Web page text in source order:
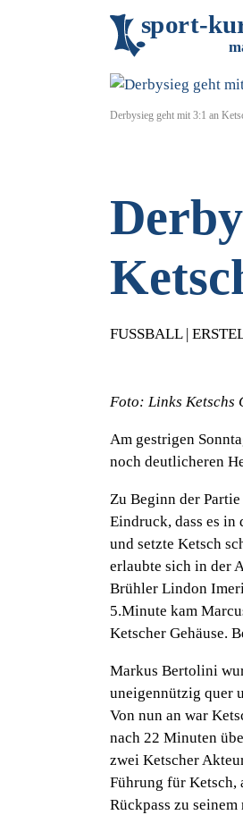
sport-ku
m
Derbysieg geht mit 3:1 an
FUSSBALL |
Foto: Links Ketschs
Am gestrigen
noch deutlicheren
Zu Beginn der
Eindruck, dass es in
und setzte Ketsch
erlaubte sich in der
Brühler Lindon
5.Minute kam
Ketscher Gehäuse.
Markus Bertolini
uneigennützig quer
Von nun an war
nach 22 Minuten
zwei Ketscher
Führung für Ketsch,
Rückpass zu